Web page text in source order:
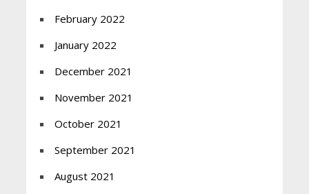
February 2022
January 2022
December 2021
November 2021
October 2021
September 2021
August 2021